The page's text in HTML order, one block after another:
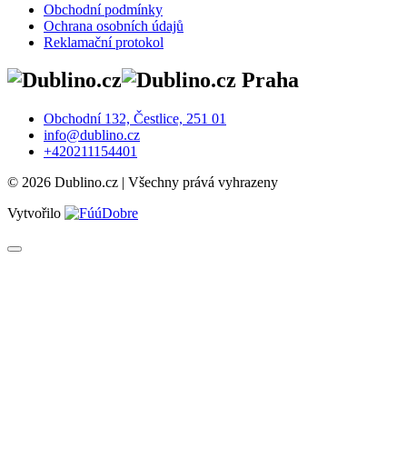
Obchodní podmínky
Ochrana osobních údajů
Reklamační protokol
Praha
Obchodní 132, Čestlice, 251 01
info@dublino.cz
+420211154401
© 2026 Dublino.cz | Všechny prává vyhrazeny
Vytvořilo